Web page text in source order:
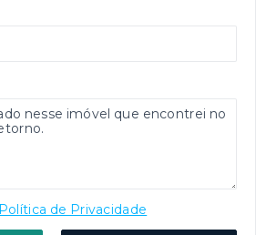
Política de Privacidade